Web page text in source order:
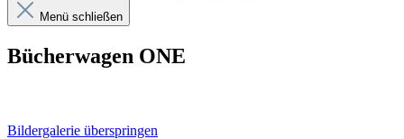
Menü schließen
Bücherwagen ONE
Bildergalerie überspringen